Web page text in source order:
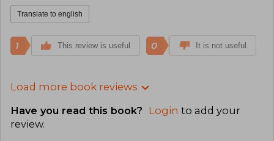
Translate to english
1 This review is useful 0 It is not useful
Load more book reviews
Have you read this book? Login to add your
review.